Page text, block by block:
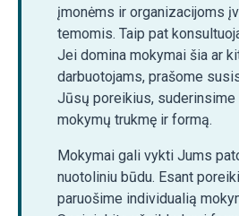
įmonėms ir organizacijoms
temomis. Taip pat
Jei domina mokymai šia ar
darbuotojams, prašome
Jūsų poreikius,
mokymų trukmę ir formą.
Mokymai gali vykti Jums
nuotoliniu būdu. Esant
paruošime individualią